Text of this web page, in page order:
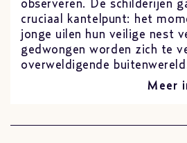
observeren. De schilderijen
cruciaal kantelpunt: het
jonge uilen hun veilige nest
gedwongen worden zich te
overweldigende
Meer